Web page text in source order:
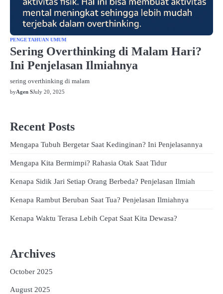
PENGETAHUAN UMUM
Sering Overthinking di Malam Hari?
Ini Penjelasan Ilmiahnya
sering overthinking di malam
byAgen SJuly 20, 2025
Recent Posts
Mengapa Tubuh Bergetar Saat Kedinginan? Ini Penjelasannya
Mengapa Kita Bermimpi? Rahasia Otak Saat Tidur
Kenapa Sidik Jari Setiap Orang Berbeda? Penjelasan Ilmiah
Kenapa Rambut Beruban Saat Tua? Penjelasan Ilmiahnya
Kenapa Waktu Terasa Lebih Cepat Saat Kita Dewasa?
Archives
October 2025
August 2025